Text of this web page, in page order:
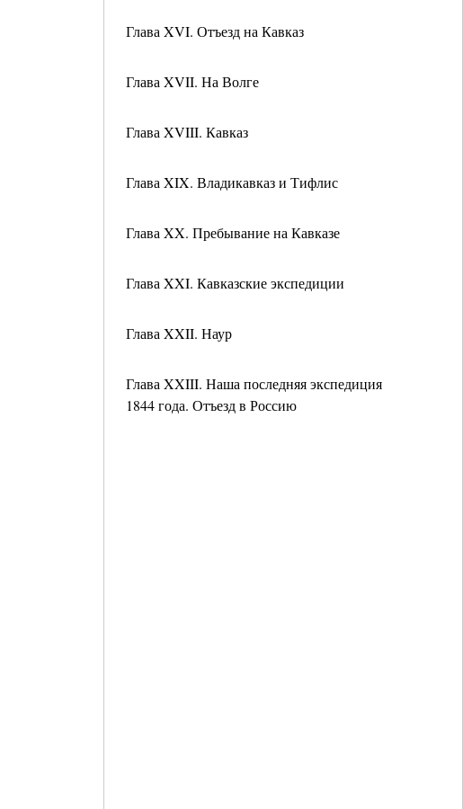
Глава XVI. Отъезд на Кавказ
Глава XVII. На Волге
Глава XVIII. Кавказ
Глава XIX. Владикавказ и Тифлис
Глава XX. Пребывание на Кавказе
Глава XXI. Кавказские экспедиции
Глава XXII. Наур
Глава XXIII. Наша последняя экспедиция
1844 года. Отъезд в Россию